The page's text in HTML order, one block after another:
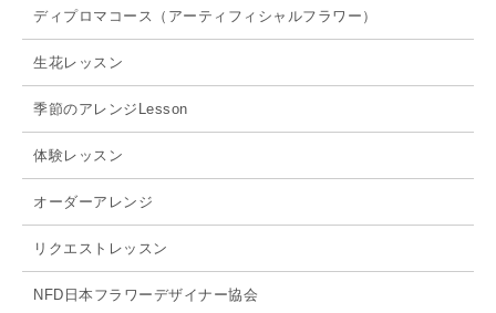
ディプロマコース（アーティフィシャルフラワー）
生花レッスン
季節のアレンジLesson
体験レッスン
オーダーアレンジ
リクエストレッスン
NFD日本フラワーデザイナー協会